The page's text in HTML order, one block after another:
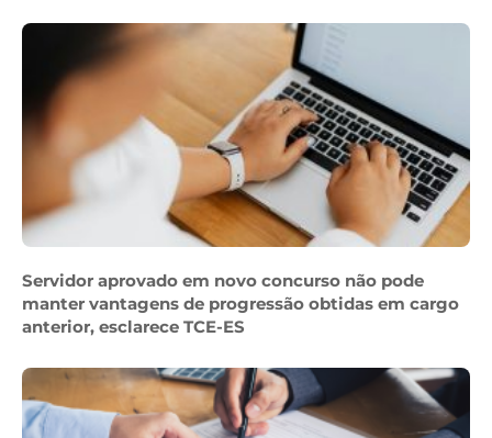
Servidor aprovado em novo concurso não pode
manter vantagens de progressão obtidas em cargo
anterior, esclarece TCE-ES